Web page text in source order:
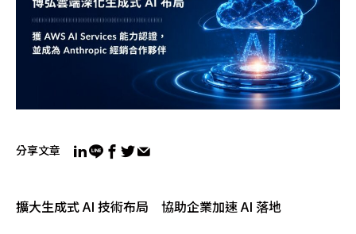
分享文章
擴大生成式 AI 技術布局 協助企業加速 AI 落地